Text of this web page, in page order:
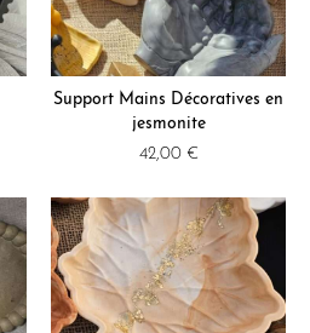
Support Mains Décoratives en
jesmonite
42,00 €